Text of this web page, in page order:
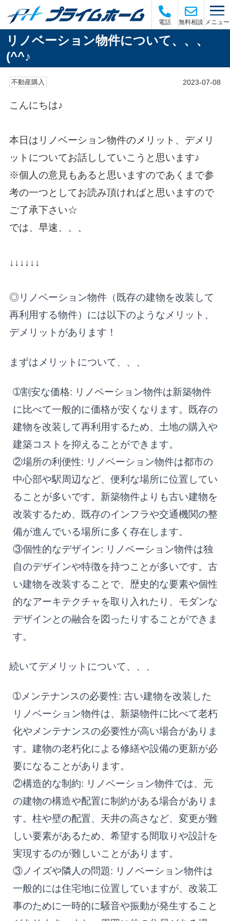
電話 無料相談 メニュー
リノベーション物件について、、、
(^^♪
不動産購入 2023-07-08
こんにちは♪
本日はリノベーション物件のメリット、デメリ
ットについてお話ししていこうと思います♪
※個人の意見もあると思いますのであくまで参
考の一つとしてお読み頂ければと思いますので
ご了承下さい☆
では、早速、、、
↓↓↓↓↓↓
◎リノベーション物件（既存の建物を改装して
再利用する物件）には以下のようなメリット、
デメリットがあります！
まずはメリットについて、、、
➀割安な価格: リノベーション物件は新築物件
に比べて一般的に価格が安くなります。既存の
建物を改装して再利用するため、土地の購入や
建築コストを抑えることができます。
②場所の利便性: リノベーション物件は都市の
中心部や駅周辺など、便利な場所に位置してい
ることが多いです。新築物件よりも古い建物を
改装するため、既存のインフラや交通機関の整
備が進んでいる場所に多く存在します。
③個性的なデザイン: リノベーション物件は独
自のデザインや特徴を持つことが多いです。古
い建物を改装することで、歴史的な要素や個性
的なアーキテクチャを取り入れたり、モダンな
デザインとの融合を図ったりすることができま
す。
続いてデメリットについて、、、
➀メンテナンスの必要性: 古い建物を改装した
リノベーション物件は、新築物件に比べて老朽
化やメンテナンスの必要性が高い場合がありま
す。建物の老朽化による修繕や設備の更新が必
要になることがあります。
②構造的な制約: リノベーション物件では、元
の建物の構造や配置に制約がある場合がありま
す。柱や壁の配置、天井の高さなど、変更が難
しい要素があるため、希望する間取りや設計を
実現するのが難しいことがあります。
③ノイズや隣人の問題: リノベーション物件は
一般的には住宅地に位置していますが、改装工
事のために一時的に騒音や振動が発生すること